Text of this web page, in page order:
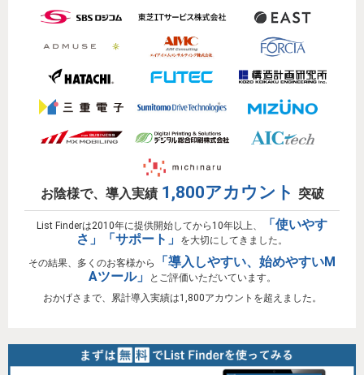
お陰様で、導入実績 1,800アカウント 突破
List Finderは2010年に提供開始してから10年以上、
「使いやす
さ」「サポート」
を大切にしてきました。
その結果、多くのお客様から
「導入しやすい、 始めやすいM
Aツール」
とご評価いただいています。
おかげさまで、累計導入実績は1,800アカウントを超えました。